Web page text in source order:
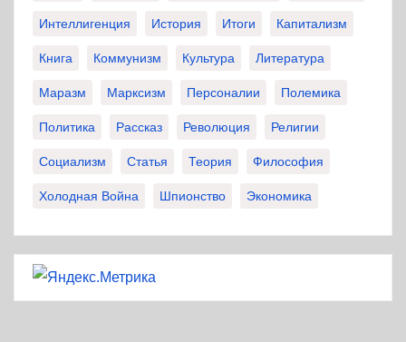
Интеллигенция История Итоги Капитализм
Книга Коммунизм Культура Литература
Маразм Марксизм Персоналии Полемика
Политика Рассказ Революция Религии
Социализм Статья Теория Философия
Холодная Война Шпионство Экономика